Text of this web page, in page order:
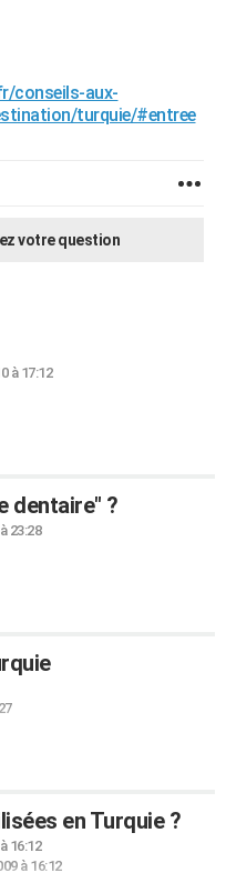
conseils-aux-
turquie/#entree
votre question
à 17:12
dentaire" ?
23:28
en Turquie ?
16:12
à 16:12